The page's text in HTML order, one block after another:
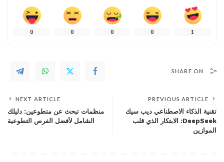
1
0
0
0
0
SHARE ON
PREVIOUS ARTICLE
تقنية الذكاء الاصطناعي ديب سيك
DeepSeek: الابتكار الذي قلب
الموازين
NEXT ARTICLE
منظمات تبحث عن متطوعين: دليلك
الشامل لأفضل الفرص التطوعية